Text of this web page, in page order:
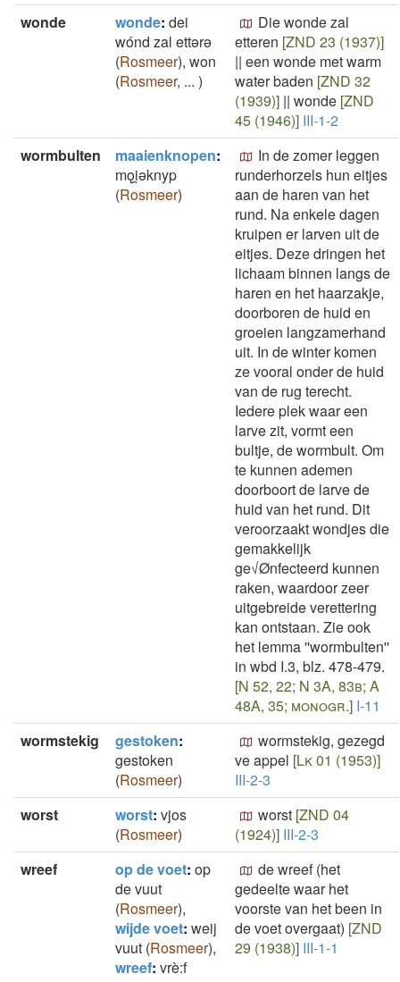
wonde
wonde: dei
wónd zal ettərə
(Rosmeer), won
(Rosmeer, ... )
Die wonde zal
etteren [ZND 23 (1937)]
|| een wonde met warm
water baden [ZND 32
(1939)] || wonde [ZND
45 (1946)] III-1-2
wormbulten
maaienknopen:
mǫi̯ǝknyp
(Rosmeer)
In de zomer leggen
runderhorzels hun eitjes
aan de haren van het
rund. Na enkele dagen
kruipen er larven uit de
eitjes. Deze dringen het
lichaam binnen langs de
haren en het haarzakje,
doorboren de huid en
groeien langzamerhand
uit. In de winter komen
ze vooral onder de huid
van de rug terecht.
Iedere plek waar een
larve zit, vormt een
bultje, de wormbult. Om
te kunnen ademen
doorboort de larve de
huid van het rund. Dit
veroorzaakt wondjes die
gemakkelijk
ge√Ønfecteerd kunnen
raken, waardoor zeer
uitgebreide verettering
kan ontstaan. Zie ook
het lemma ''wormbulten''
in wbd I.3, blz. 478-479.
[N 52, 22; N 3A, 83b; A
48A, 35; monogr.] I-11
wormstekig
gestoken:
gestoken
(Rosmeer)
wormstekig, gezegd
ve appel [Lk 01 (1953)]
III-2-3
worst
worst: vjos
(Rosmeer)
worst [ZND 04
(1924)] III-2-3
wreef
op de voet: op
de vuut
(Rosmeer),
wijde voet: weij
vuut (Rosmeer),
wreef: vrè:f
de wreef (het
gedeelte waar het
voorste van het been in
de voet overgaat) [ZND
29 (1938)] III-1-1